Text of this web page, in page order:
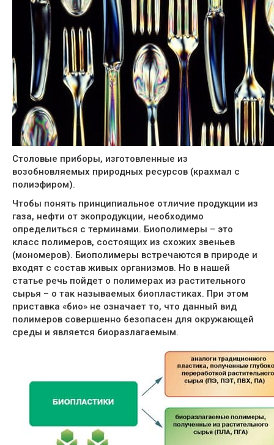
Столовые приборы, изготовленные из
возобновляемых природных ресурсов (крахмал с
полиэфиром).
Чтобы понять принципиальное отличие продукции из
газа, нефти от экопродукции, необходимо
определиться с терминами. Биополимеры – это
класс полимеров, состоящих из схожих звеньев
(мономеров). Биополимеры встречаются в природе и
входят с состав живых организмов. Но в нашей
статье речь пойдет о полимерах из растительного
сырья – о так называемых биопластиках. При этом
приставка «био» не означает то, что данный вид
полимеров совершенно безопасен для окружающей
среды и является биоразлагаемым.